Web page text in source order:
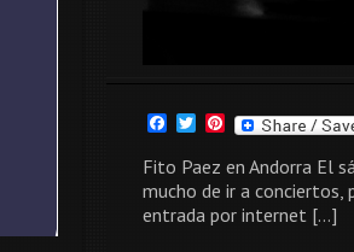
Facebook
TwitterPinterest
Fito Paez en Andorra El
mucho de ir a conciertos,
entrada por internet […]